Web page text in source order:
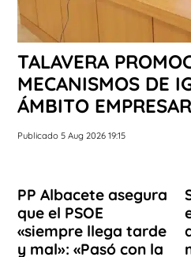
TALAVERA
MECANISMOS DE
ÁMBITO
Publicado 5 Aug 2026 19:15
PP Albacete asegura
que el PSOE
«siempre llega tarde
y mal»: «Pasó con la